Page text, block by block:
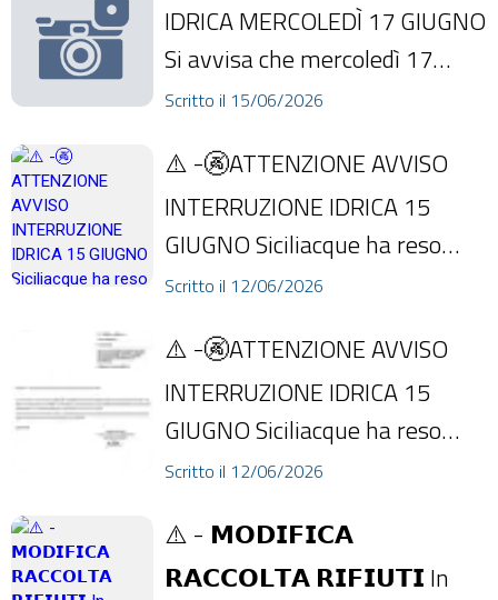
IDRICA MERCOLEDÌ 17 GIUGNO
Si avvisa che mercoledì 17
giugno alle ore 8:00 sarà
Scritto il 15/06/2026
⚠️ -🚱ATTENZIONE AVVISO
INTERRUZIONE IDRICA 15
GIUGNO Siciliacque ha reso
noto che a partire dalle ore
Scritto il 12/06/2026
⚠️ -🚱ATTENZIONE AVVISO
INTERRUZIONE IDRICA 15
GIUGNO Siciliacque ha reso
noto che a partire dalle ore
Scritto il 12/06/2026
⚠️ - 𝗠𝗢𝗗𝗜𝗙𝗜𝗖𝗔
𝗥𝗔𝗖𝗖𝗢𝗟𝗧𝗔 𝗥𝗜𝗙𝗜𝗨𝗧𝗜 In